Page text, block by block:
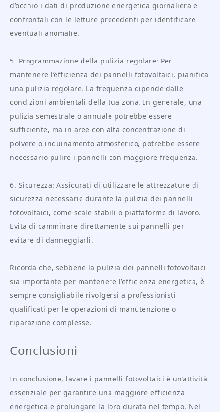
d’occhio i dati di produzione energetica giornaliera e
confrontali con le letture precedenti per identificare
eventuali anomalie.
5. Programmazione della pulizia regolare: Per
mantenere l’efficienza dei pannelli fotovoltaici, pianifica
una pulizia regolare. La frequenza dipende dalle
condizioni ambientali della tua zona. In generale, una
pulizia semestrale o annuale potrebbe essere
sufficiente, ma in aree con alta concentrazione di
polvere o inquinamento atmosferico, potrebbe essere
necessario pulire i pannelli con maggiore frequenza.
6. Sicurezza: Assicurati di utilizzare le attrezzature di
sicurezza necessarie durante la pulizia dei pannelli
fotovoltaici, come scale stabili o piattaforme di lavoro.
Evita di camminare direttamente sui pannelli per
evitare di danneggiarli.
Ricorda che, sebbene la pulizia dei pannelli fotovoltaici
sia importante per mantenere l’efficienza energetica, è
sempre consigliabile rivolgersi a professionisti
qualificati per le operazioni di manutenzione o
riparazione complesse.
Conclusioni
In conclusione, lavare i pannelli fotovoltaici è un’attività
essenziale per garantire una maggiore efficienza
energetica e prolungare la loro durata nel tempo. Nel